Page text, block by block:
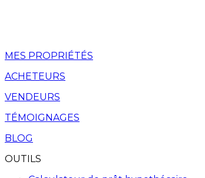
MES PROPRIÉTÉS
ACHETEURS
VENDEURS
TÉMOIGNAGES
BLOG
OUTILS